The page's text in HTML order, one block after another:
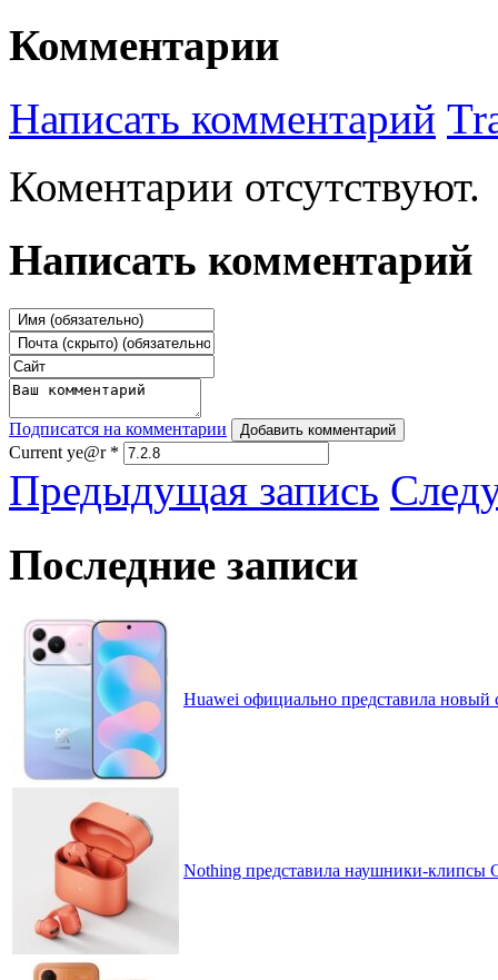
Комментарии
Написать комментарий
Коментарии отсутствуют.
Написать комментарий
Подписатся на комментарии Добавить комментарий
Current ye@r *
Предыдущая запись
Последние записи
Huawei официально представила
Nothing представила наушники-клипсы